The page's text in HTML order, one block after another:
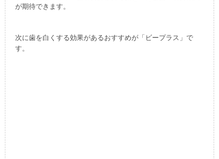
が期待できます。
次に歯を白くする効果があるおすすめが「ビープラス」で
す。